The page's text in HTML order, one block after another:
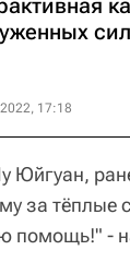
17:18
Юйгуан,
за
помощь!" -